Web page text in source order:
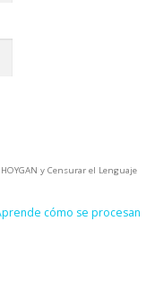
y Censurar el Lenguaje
cómo se procesan